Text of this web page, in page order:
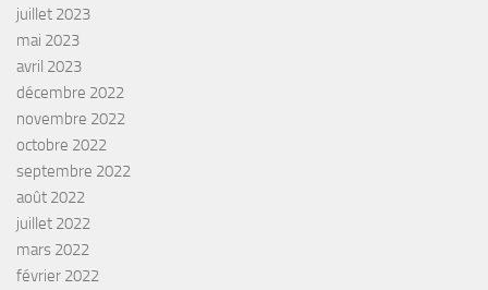
juillet 2023
mai 2023
avril 2023
décembre 2022
novembre 2022
octobre 2022
septembre 2022
août 2022
juillet 2022
mars 2022
février 2022